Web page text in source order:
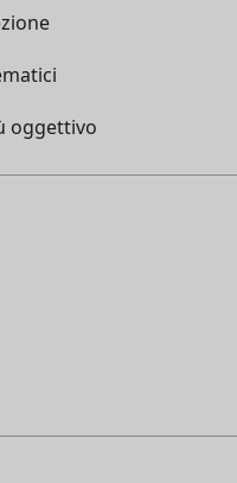
oggettivo